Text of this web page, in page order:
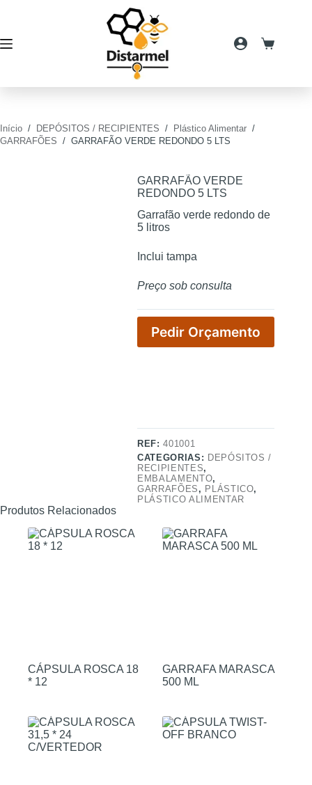
conteúdo
Carrinho
Início / DEPÓSITOS / RECIPIENTES / Plástico Alimentar /
GARRAFÕES / GARRAFÃO VERDE REDONDO 5 LTS
GARRAFÃO VERDE
REDONDO 5 LTS
Garrafão verde redondo de
5 litros
Inclui tampa
Preço sob consulta
Pedir Orçamento
REF:401001
CATEGORIAS: DEPÓSITOS /
RECIPIENTES,
EMBALAMENTO,
GARRAFÕES , PLÁSTICO,
PLÁSTICO ALIMENTAR
Produtos Relacionados
CÁPSULA ROSCA 18
* 12
GARRAFA MARASCA
500 ML